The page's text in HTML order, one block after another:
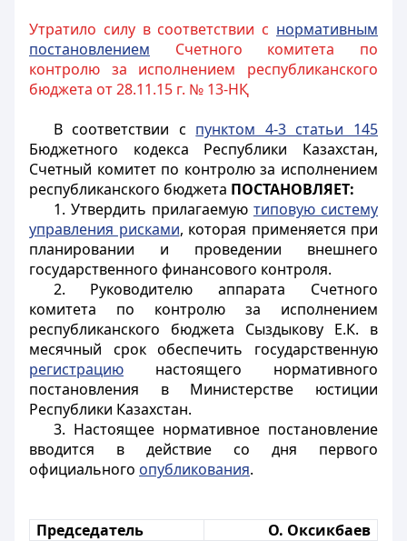
Утратило силу в соответствии с нормативным
постановлением Счетного комитета по
контролю за исполнением республиканского
бюджета от 28.11.15 г. № 13-НҚ
В соответствии с пунктом 4-3 статьи 145
Бюджетного кодекса Республики Казахстан,
Счетный комитет по контролю за исполнением
республиканского бюджета ПОСТАНОВЛЯЕТ:
1. Утвердить прилагаемую типовую систему
управления рисками, которая применяется при
планировании и проведении внешнего
государственного финансового контроля.
2. Руководителю аппарата Счетного
комитета по контролю за исполнением
республиканского бюджета Сыздыкову Е.К. в
месячный срок обеспечить государственную
регистрацию настоящего нормативного
постановления в Министерстве юстиции
Республики Казахстан.
3. Настоящее нормативное постановление
вводится в действие со дня первого
официального опубликования.
Председатель О. Оксикбаев